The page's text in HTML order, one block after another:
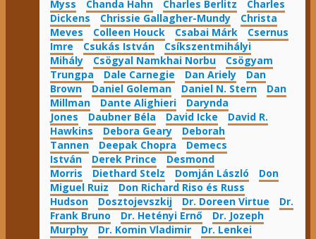
Myss
Chanda Hahn Charles Berlitz
Charles
Dickens
Chrissie Gallagher-Mundy
Christa
Meves
Colleen Houck Csabai Márk
Csernus
Imre
Csukás István
Csíkszentmihályi
Mihály
Csögyal Namkhai Norbu
Csögyam
Trungpa
Dale Carnegie Dan Ariely
Dan
Brown
Daniel Goleman Daniel N. Stern
Dan
Millman
Dante Alighieri
Darynda
Jones
Daubner Béla David Icke
David R.
Hawkins
Debora Geary
Deborah
Tannen
Deepak Chopra
Demecs
István
Derek Prince
Desmond
Morris
Diethard Stelz Domján László
Don
Miguel Ruiz
Don Richard Riso és Russ
Hudson
Dosztojevszkij Dr. Doreen Virtue
Dr.
Frank Bruno
Dr. Hetényi Ernő
Dr. Jozeph
Murphy
Dr. Komin Vladimir
Dr. Lenkei